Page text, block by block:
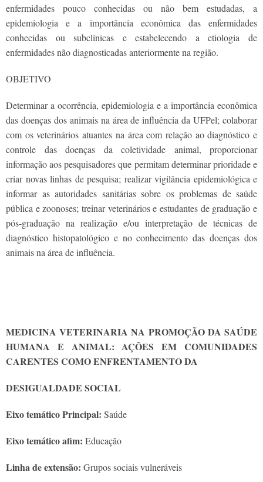
enfermidades pouco conhecidas ou não bem estudadas, a
epidemiologia e a importância econômica das enfermidades
conhecidas ou subclínicas e estabelecendo a etiologia de
enfermidades não diagnosticadas anteriormente na região.
OBJETIVO
Determinar a ocorrência, epidemiologia e a importância econômica
das doenças dos animais na área de influência da UFPel; colaborar
com os veterinários atuantes na área com relação ao diagnóstico e
controle das doenças da coletividade animal, proporcionar
informação aos pesquisadores que permitam determinar prioridade e
criar novas linhas de pesquisa; realizar vigilância epidemiológica e
informar as autoridades sanitárias sobre os problemas de saúde
pública e zoonoses; treinar veterinários e estudantes de graduação e
pós-graduação na realização e/ou interpretação de técnicas de
diagnóstico histopatológico e no conhecimento das doenças dos
animais na área de influência.
MEDICINA VETERINARIA NA PROMOÇÃO DA SAÚDE
HUMANA E ANIMAL: AÇÕES EM COMUNIDADES
CARENTES COMO ENFRENTAMENTO DA
DESIGUALDADE SOCIAL
Eixo temático Principal: Saúde
Eixo temático afim: Educação
Linha de extensão: Grupos sociais vulneráveis